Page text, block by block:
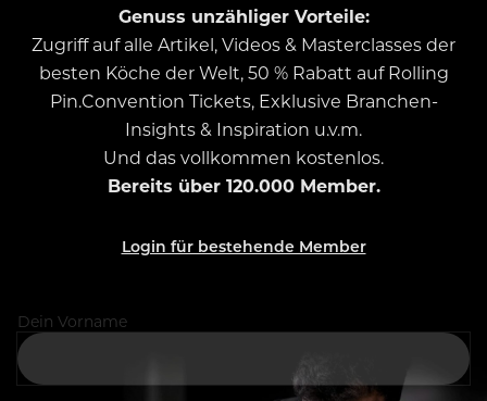
Genuss unzähliger Vorteile:
Zugriff auf alle Artikel, Videos & Masterclasses der
besten Köche der Welt, 50 % Rabatt auf Rolling
Pin.Convention Tickets, Exklusive Branchen-
Insights & Inspiration u.v.m.
Und das vollkommen kostenlos.
Bereits über 120.000 Member.
Login für bestehende Member
Dein Vorname